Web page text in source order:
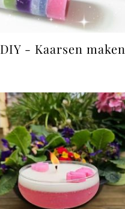
DIY - Kaarsen maken